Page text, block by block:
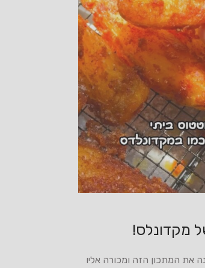
מקדונלס!
את המתכון הזה ומכורה אליו